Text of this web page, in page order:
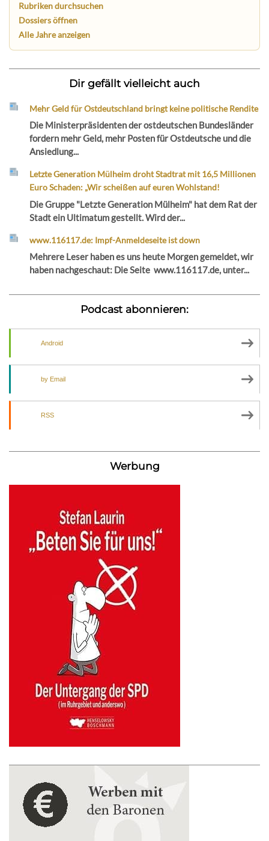
Rubriken durchsuchen
Dossiers öffnen
Alle Jahre anzeigen
Dir gefällt vielleicht auch
Mehr Geld für Ostdeutschland bringt keine politische Rendite
Die Ministerpräsidenten der ostdeutschen Bundesländer
fordern mehr Geld, mehr Posten für Ostdeutsche und die
Ansiedlung...
Letzte Generation Mülheim droht Stadtrat mit 16,5 Millionen
Euro Schaden: „Wir scheißen auf euren Wohlstand!
Die Gruppe "Letzte Generation Mülheim" hat dem Rat der
Stadt ein Ultimatum gestellt. Wird der...
www.116117.de: Impf-Anmeldeseite ist down
Mehrere Leser haben es uns heute Morgen gemeldet, wir
haben nachgeschaut: Die Seite www.116117.de, unter...
Podcast abonnieren:
Android
by Email
RSS
Werbung